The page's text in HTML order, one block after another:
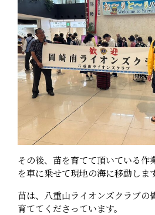
その後、苗を育てて頂いている作
を車に乗せて現地の海に移動します
苗は、八重山ライオンズクラブの
育ててくださっています。